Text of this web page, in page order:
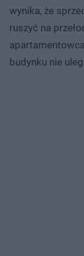
wynika, że
ruszyć na
budynku nie